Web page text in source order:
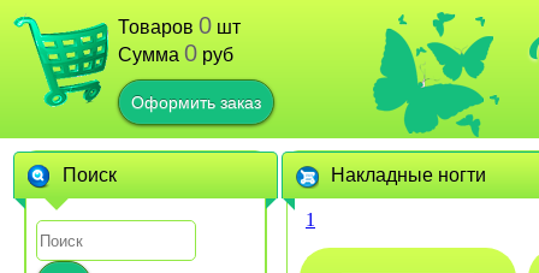
Товаров 0 шт
Сумма 0 руб
Оформить заказ
Поиск Накладные ногти
1